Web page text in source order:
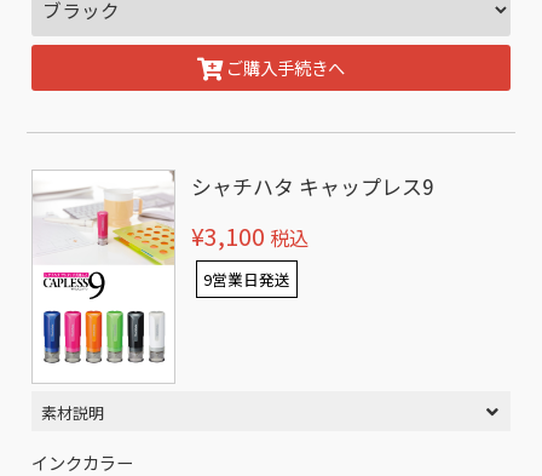
ご購入手続きへ
シャチハタ キャップレス9
¥3,100 税込
9営業日発送
素材説明
インクカラー